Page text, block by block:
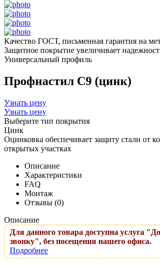
Качество ГОСТ, письменная гарантия на
Защитное покрытие увеличивает
Универсальный профиль
Профнастил С9 (цинк)
Узнать цену
Узнать цену
Выберите тип покрытия
Цинк
Оцинковка обеспечивает защиту стали от
открытых участках
Описание
Характеристики
FAQ
Монтаж
Отзывы (0)
Описание
Для данного товара доступна услуга
звонку", без посещения нашего офиса.
Подробнее